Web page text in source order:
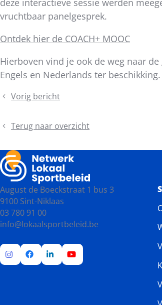
deze interactieve sessie werden
vruchtbaar panelgesprek.
Ontdek hier de COACH+ MOOC
Hierboven vind je ook de weg naar
Engels en Nederlands ter
Vorig bericht
Expertisecentrum
lanceert
Buurtsport
3.0-
meting
Terug naar overzicht
August de Boeckstraat 1 bus 3
9100 Sint-Niklaas
03 780 91 00
info@lokaalsportbeleid.be